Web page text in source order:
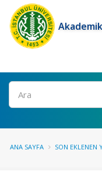
Ara
ANA SAYFA SON EKLENEN